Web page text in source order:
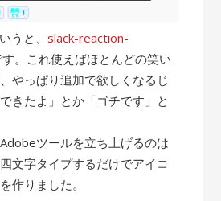
うと、slack-reaction-
。これ使えばほとんどの笑い
やっぱり追加で欲しくなるじ
きたよ」とか「ゴチです」と
ツールを立ち上げるのは
文字タイプするだけでアイコ
作りました。